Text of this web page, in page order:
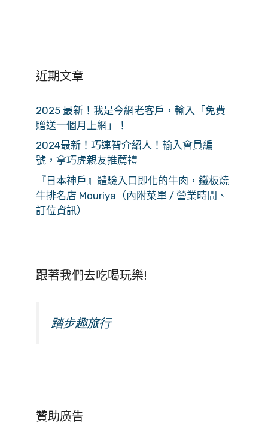
近期文章
2025 最新！我是今網老客戶，輸入「免費
贈送一個月上網」！
2024最新！巧連智介紹人！輸入會員編
號，拿巧虎親友推薦禮
『日本神戶』體驗入口即化的牛肉，鐵板燒
牛排名店 Mouriya（內附菜單 / 營業時間、
訂位資訊）
跟著我們去吃喝玩樂!
踏步趣旅行
贊助廣告